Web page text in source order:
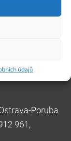
údajů
Poruba
961,